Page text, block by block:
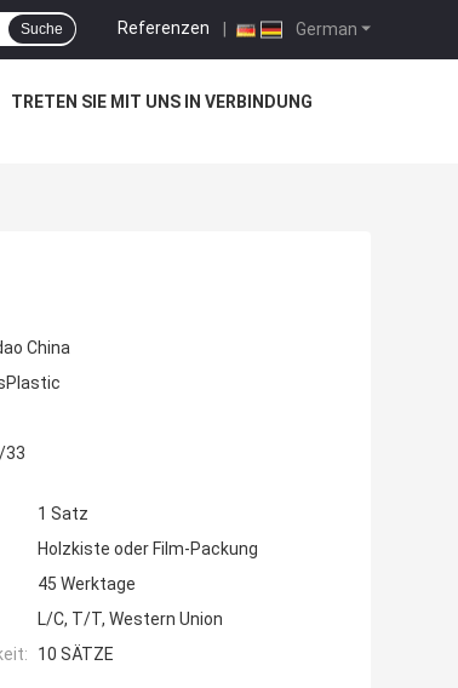
German
Referenzen |
Suche
TRETEN SIE MIT UNS IN VERBINDUNG
China
33
1 Satz
Holzkiste oder Film-Packung
45 Werktage
L/C, T/T, Western Union
10 SÄTZE